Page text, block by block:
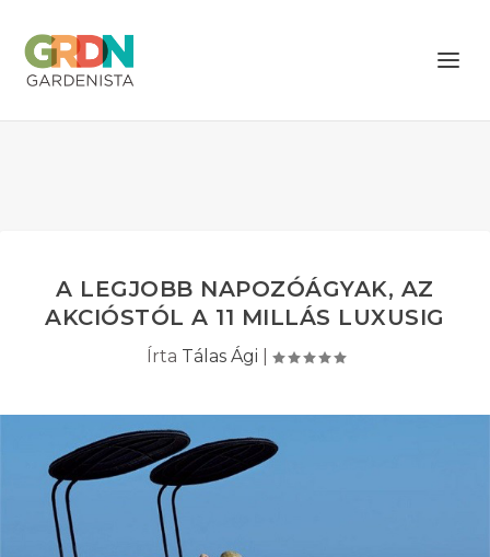
A LEGJOBB NAPOZÓÁGYAK, AZ
AKCIÓSTÓL A 11 MILLÁS LUXUSIG
Írta Tálas Ági